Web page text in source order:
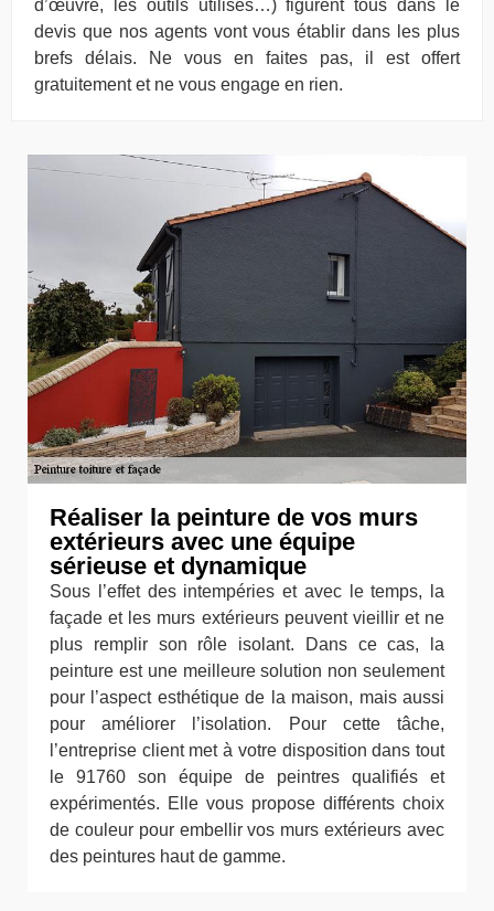
d’œuvre, les outils utilisés…) figurent tous dans le
devis que nos agents vont vous établir dans les plus
brefs délais. Ne vous en faites pas, il est offert
gratuitement et ne vous engage en rien.
Réaliser la peinture de vos murs
extérieurs avec une équipe
sérieuse et dynamique
Sous l’effet des intempéries et avec le temps, la
façade et les murs extérieurs peuvent vieillir et ne
plus remplir son rôle isolant. Dans ce cas, la
peinture est une meilleure solution non seulement
pour l’aspect esthétique de la maison, mais aussi
pour améliorer l’isolation. Pour cette tâche,
l’entreprise client met à votre disposition dans tout
le 91760 son équipe de peintres qualifiés et
expérimentés. Elle vous propose différents choix
de couleur pour embellir vos murs extérieurs avec
des peintures haut de gamme.